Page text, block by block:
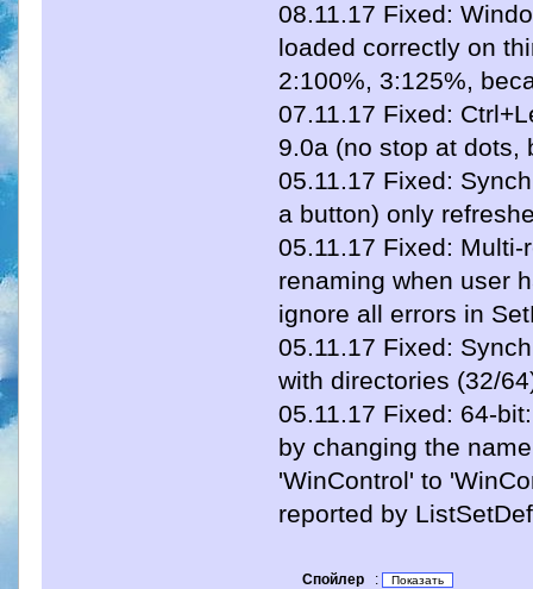
08.11.17 Fixed:
loaded correctly on
2:100%, 3:125%,
07.11.17 Fixed:
9.0a (no stop at dots,
05.11.17 Fixed:
a button) only
05.11.17 Fixed:
renaming when user
ignore all errors in
05.11.17 Fixed:
with directories (32/
05.11.17 Fixed: 64-
by changing the
'WinControl' to
reported by
Спойлер :